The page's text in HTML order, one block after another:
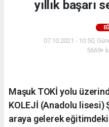
yıllık başarı
07.10.2021 - 10:50,
5669+
Maşuk TOKİ yolu
KOLEJİ (Anadolu lisesi)
araya gelerek eğitimdeki